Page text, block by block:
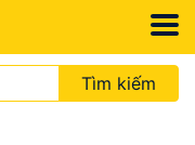
Tìm kiếm